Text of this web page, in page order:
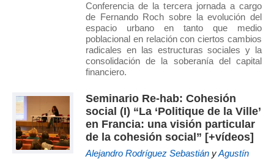
Conferencia de la tercera jornada a cargo
de Fernando Roch sobre la evolución del
espacio urbano en tanto que medio
poblacional en relación con ciertos cambios
radicales en las estructuras sociales y la
consolidación de la soberanía del capital
financiero.
Seminario Re-hab: Cohesión
social (I) “La ‘Politique de la Ville’
en Francia: una visión particular
de la cohesión social” [+vídeos]
Alejandro Rodríguez Sebastián yAgustín